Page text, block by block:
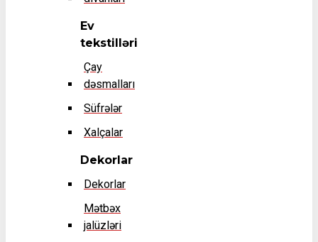
Ev
tekstilləri
Çay
dəsmalları
Süfrələr
Xalçalar
Dekorlar
Dekorlar
Mətbəx
jalüzləri